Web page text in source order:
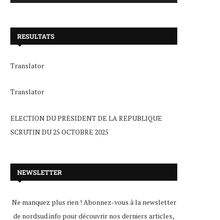
RESULTATS
Translator
Translator
ELECTION DU PRESIDENT DE LA REPUBLIQUE
SCRUTIN DU 25 OCTOBRE 2025
NEWSLETTER
Ne manquez plus rien ! Abonnez-vous à la newsletter
de nordsud.info pour découvrir nos derniers articles,